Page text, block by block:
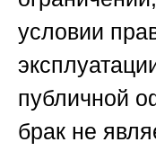
условии
публичной
брак не